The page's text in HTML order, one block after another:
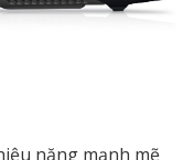
năng mạnh mẽ